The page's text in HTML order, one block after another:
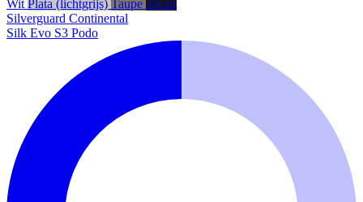
Wit Plata (lichtgrijs) Taupe Zwart
Silverguard Continental
Silk Evo S3 Podo